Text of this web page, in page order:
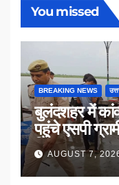
You missed
BREAKING NEWS
बुलंदशहर में
पहुंचे एसपी
किया संवाद
AUGUST 7,